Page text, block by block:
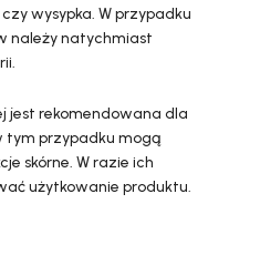
wysypka. W przypadku
należy natychmiast
jest rekomendowana dla
tym przypadku mogą
skórne. W razie ich
użytkowanie produktu.